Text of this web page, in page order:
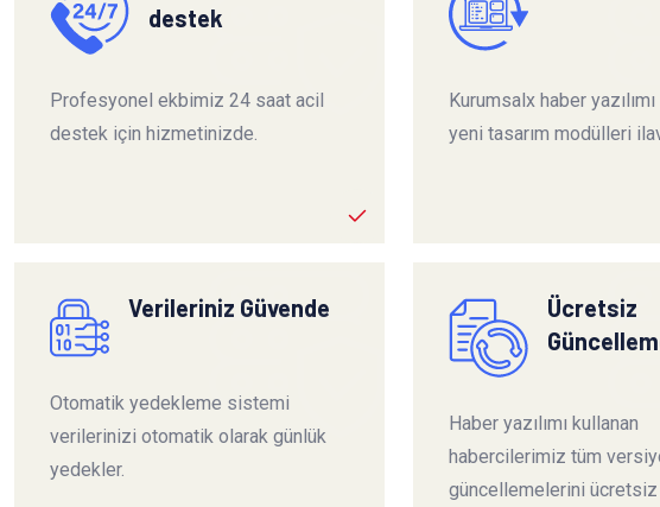
destek
Profesyonel ekbimiz 24 saat acil
destek için hizmetinizde.
Kurumsalx haber
yeni tasarım modülleri
Verileriniz Güvende
Otomatik yedekleme sistemi
verilerinizi otomatik olarak günlük
yedekler.
Ücretsiz
Haber yazılımı kullanan
habercilerimiz tüm
güncellemelerini ücretsiz